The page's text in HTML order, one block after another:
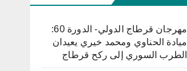
مهرجان قرطاج الدولي- الدورة 60:
ميادة الحناوي ومحمد خيري يعيدان
الطرب السوري إلى ركح قرطاج